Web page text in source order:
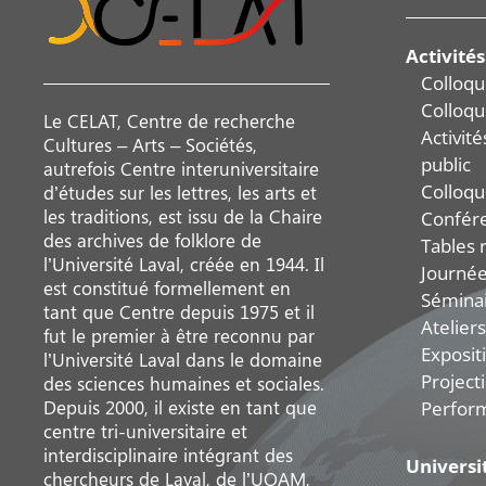
Le CELAT, Centre de recherche
Cultures – Arts – Sociétés,
autrefois Centre interuniversitaire
d’études sur les lettres, les arts et
les traditions, est issu de la Chaire
des archives de folklore de
l’Université Laval, créée en 1944. Il
est constitué formellement en
tant que Centre depuis 1975 et il
fut le premier à être reconnu par
l’Université Laval dans le domaine
des sciences humaines et sociales.
Depuis 2000, il existe en tant que
centre tri-universitaire et
interdisciplinaire intégrant des
chercheurs de Laval, de l’UQAM,
Activités
public
Tables
Ateliers